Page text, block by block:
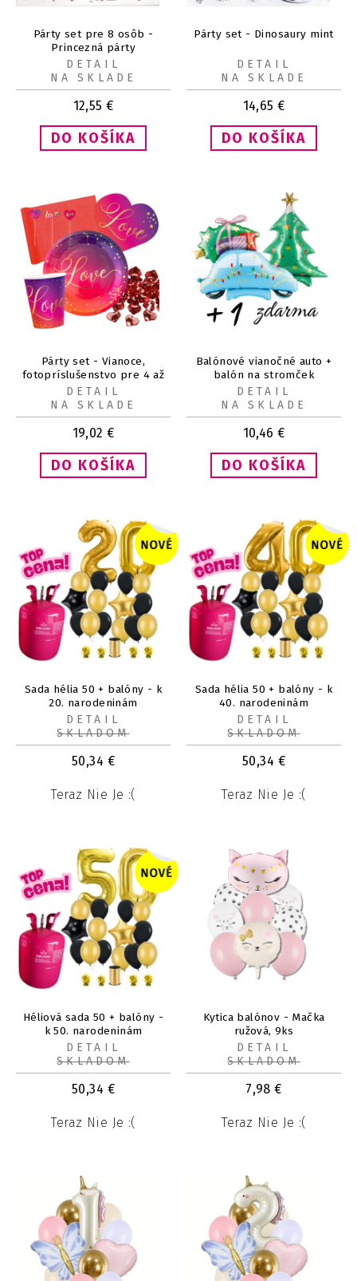
Párty set pre 8 osôb -
Princezná párty
12,55 €
DETAIL
NA SKLADE
Párty set - Dinosaury mint
14,65 €
DETAIL
NA SKLADE
Párty set - Vianoce,
fotopríslušenstvo pre 4 až
8 osôb
19,02 €
DETAIL
NA SKLADE
Balónové vianočné auto +
balón na stromček
ZADARMO (1+1)
10,46 €
DETAIL
NA SKLADE
Sada hélia 50 + balóny - k
20. narodeninám
(kompletná sada)
50,34 €
Teraz Nie Je :(
DETAIL
SKLADOM
Sada hélia 50 + balóny - k
40. narodeninám
(kompletná sada)
50,34 €
Teraz Nie Je :(
DETAIL
SKLADOM
Héliová sada 50 + balóny -
k 50. narodeninám
(kompletná sada)
50,34 €
Teraz Nie Je :(
DETAIL
SKLADOM
Kytica balónov - Mačka
ružová, 9ks
7,98 €
Teraz Nie Je :(
DETAIL
SKLADOM